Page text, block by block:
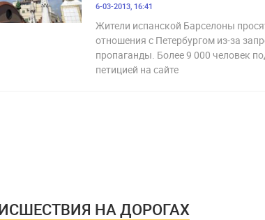
6-03-2013, 16:41
Жители испанской Барселоны
отношения с Петербургом из-за
пропаганды. Более 9 000 человек
петицией на сайте
НА ДОРОГАХ